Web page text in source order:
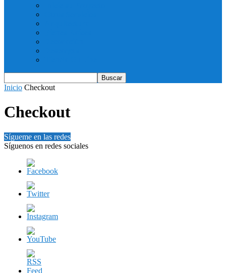
Inicio Checkout
Checkout
Sígueme en las redes
Síguenos en redes sociales